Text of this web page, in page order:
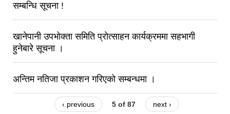
सम्बन्धि सूचना !
खानेपानी उपभोक्ता समिति प्रोत्साहन कार्यक्रममा सहभागी
हुनेबारे सूचना ।
अन्तिम नतिजा प्रकाशन गरिएको सम्बन्धमा ।
‹ previous 5 of 87 next ›